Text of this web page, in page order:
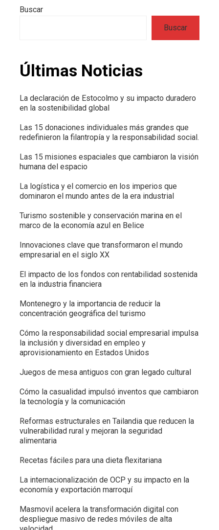
Buscar
Buscar
Últimas Noticias
La declaración de Estocolmo y su impacto duradero
en la sostenibilidad global
Las 15 donaciones individuales más grandes que
redefinieron la filantropía y la responsabilidad social.
Las 15 misiones espaciales que cambiaron la visión
humana del espacio
La logística y el comercio en los imperios que
dominaron el mundo antes de la era industrial
Turismo sostenible y conservación marina en el
marco de la economía azul en Belice
Innovaciones clave que transformaron el mundo
empresarial en el siglo XX
El impacto de los fondos con rentabilidad sostenida
en la industria financiera
Montenegro y la importancia de reducir la
concentración geográfica del turismo
Cómo la responsabilidad social empresarial impulsa
la inclusión y diversidad en empleo y
aprovisionamiento en Estados Unidos
Juegos de mesa antiguos con gran legado cultural
Cómo la casualidad impulsó inventos que cambiaron
la tecnología y la comunicación
Reformas estructurales en Tailandia que reducen la
vulnerabilidad rural y mejoran la seguridad
alimentaria
Recetas fáciles para una dieta flexitariana
La internacionalización de OCP y su impacto en la
economía y exportación marroquí
Masmovil acelera la transformación digital con
despliegue masivo de redes móviles de alta